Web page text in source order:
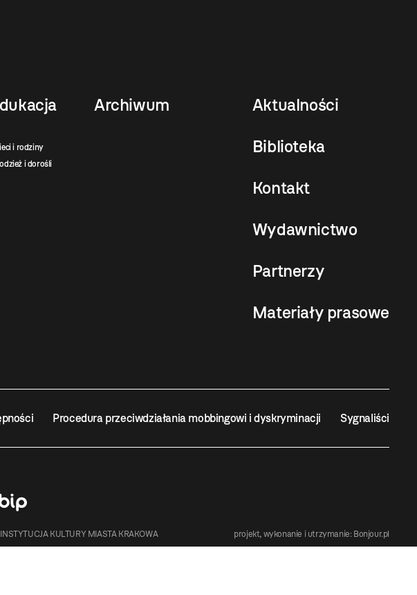
i rodziny
i dorośli
Archiwum Aktualności
Biblioteka
Kontakt
Wydawnictwo
Partnerzy
Materiały prasowe
Procedura przeciwdziałania mobbingowi i dyskryminacji Sygnaliści
KULTURY MIASTA KRAKOWA projekt, wykonanie i utrzymanie: Bonjour.pl